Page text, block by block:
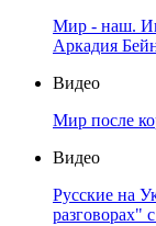
Мир - наш.
Аркадия
Видео
Мир после
Видео
Русские на
разговорах"